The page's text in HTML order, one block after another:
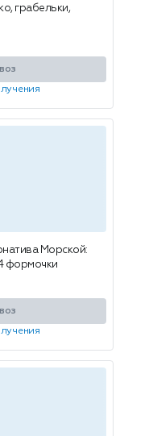
грабельки,
Морской:
формочки